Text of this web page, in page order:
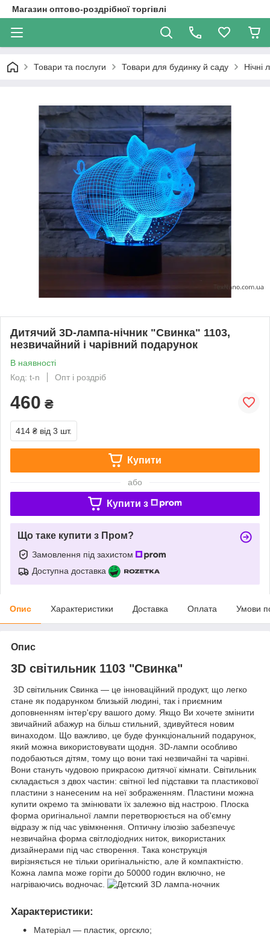
Магазин оптово-роздрібної торгівлі
Товари та послуги Товари для будинку й саду Нічні
Дитячий 3D-лампа-нічник "Свинка" 1103,
незвичайний і чарівний подарунок
В наявності
Код: t-n
Опт і роздріб
460 ₴
414 ₴ від 3 шт.
Купити
або
Купити з
Що таке купити з Пром?
Замовлення під захистом
Доступна доставка
Опис Характеристики Доставка Оплата Умови
Опис
3D світильник 1103 "Свинка"
3D світильник Свинка — це інноваційний продукт, що легко
стане як подарунком близькій людині, так і приємним
доповненням інтер'єру вашого дому. Якщо Ви хочете змінити
звичайний абажур на більш стильний, здивуйтеся новим
винаходом. Що важливо, це буде функціональний подарунок,
який можна використовувати щодня. 3D-лампи особливо
подобаються дітям, тому що вони такі незвичайні та чарівні.
Вони стануть чудовою прикрасою дитячої кімнати. Світильник
складається з двох частин: світної led підставки та пластикової
пластини з нанесеним на неї зображенням. Пластини можна
купити окремо та змінювати їх залежно від настрою. Плоска
форма оригінальної лампи перетворюється на об'ємну
відразу ж під час увімкнення. Оптичну ілюзію забезпечує
незвичайна форма світлодіодних ниток, використаних
дизайнерами під час створення. Така конструкція
вирізняється не тільки оригінальністю, але й компактністю.
Кожна лампа може горіти до 50000 годин включно, не
нагріваючись водночас.
Характеристики:
Матеріал — пластик, оргскло;